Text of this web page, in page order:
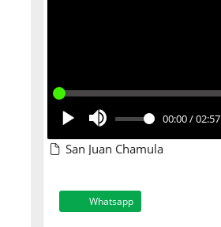
00:00/02:57
San Juan Chamula
Whatsapp